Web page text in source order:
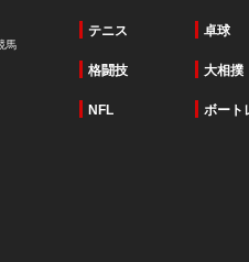
馬
テニス 卓球
格闘技 大相撲
NFL ボート